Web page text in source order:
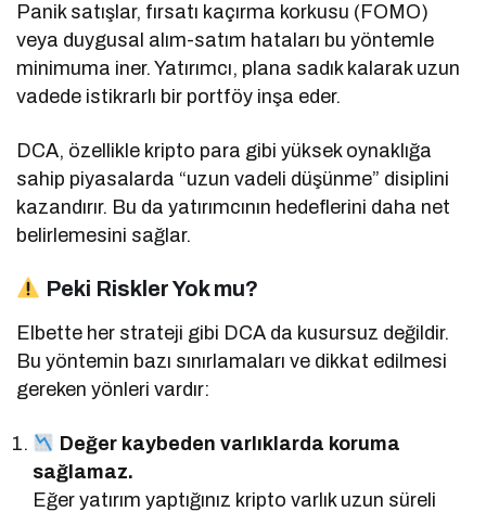
Panik satışlar, fırsatı kaçırma korkusu (FOMO)
veya duygusal alım-satım hataları bu yöntemle
minimuma iner. Yatırımcı, plana sadık kalarak uzun
vadede istikrarlı bir portföy inşa eder.
DCA, özellikle kripto para gibi yüksek oynaklığa
sahip piyasalarda “uzun vadeli düşünme” disiplini
kazandırır. Bu da yatırımcının hedeflerini daha net
belirlemesini sağlar.
Peki Riskler Yok mu?
Elbette her strateji gibi DCA da kusursuz değildir.
Bu yöntemin bazı sınırlamaları ve dikkat edilmesi
gereken yönleri vardır:
Değer kaybeden varlıklarda koruma
sağlamaz.
Eğer yatırım yaptığınız kripto varlık uzun süreli